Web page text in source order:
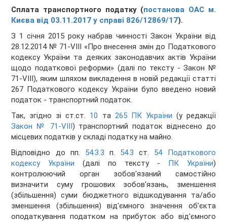
Сплата транспортного податку (постанова ОАС м.
Києва від 03.11.2017 у справі 826/12869/17).
З 1 січня 2015 року набрав чинності Закон України від
28.12.2014 № 71-VIII «Про внесення змін до Податкового
кодексу України та деяких законодавчих актів України
щодо податкової реформи» (далі по тексту - Закон №
71-VIII), яким шляхом викладення в новій редакції статті
267 Податкового кодексу України було введено новий
податок - транспортний податок.
Так, згідно зі ст.ст. 10 та 265 ПК України (у редакції
Закон № 71-VIII) транспортний податок віднесено до
місцевих податків у складі податку на майно.
Відповідно до пп. 54.3.3 п. 54.3 ст. 54 Податкового
кодексу України (далі по тексту - ПК України)
контролюючий орган зобов'язаний самостійно
визначити суму грошових зобов'язань, зменшення
(збільшення) суми бюджетного відшкодування та/або
зменшення (збільшення) від'ємного значення об'єкта
оподаткування податком на прибуток або від'ємного